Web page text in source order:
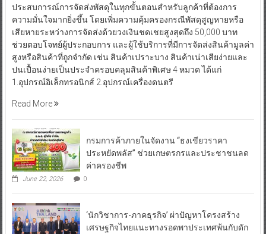
ประสบการณ์การจัดส่งพัสดุในทุกขั้นตอนสำหรับลูกค้าที่ต้องการ
ความมั่นใจมากยิ่งขึ้น โดยเพิ่มความคุ้มครองกรณีพัสดุสูญหายหรือ
เสียหายระหว่างการจัดส่งด้วยวงเงินชดเชยสูงสุดถึง 50,000 บาท
ช่วยตอบโจทย์ผู้ประกอบการ และผู้ใช้บริการที่มีการจัดส่งสินค้ามูลค่า
สูงหรือสินค้าที่ถูกจำกัด เช่น สินค้าเปราะบาง สินค้าเน่าเสียง่ายและ
ปนเปื้อนง่ายเป็นประจำครอบคลุมสินค้าพิเศษ 4 หมวด ได้แก่
1.อุปกรณ์อิเล็กทรอนิกส์ 2.อุปกรณ์เครื่องดนตรี
Read More
กรมการค้าภายในจัดงาน “ธงเขียวราคา
ประหยัดพลัส” ช่วยเกษตรกรและประชาชนลด
ค่าครองชีพ
June 22, 2026 0
‘นักวิชาการ-ภาคธุรกิจ’ ผ่าปัญหาโครงสร้าง
เศรษฐกิจไทยแนะทางรอดพาประเทศพ้นกับดัก